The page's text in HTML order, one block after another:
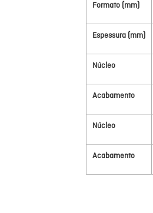
Formato (mm)
Espessura (mm)
Núcleo
Acabamento
Núcleo
Acabamento